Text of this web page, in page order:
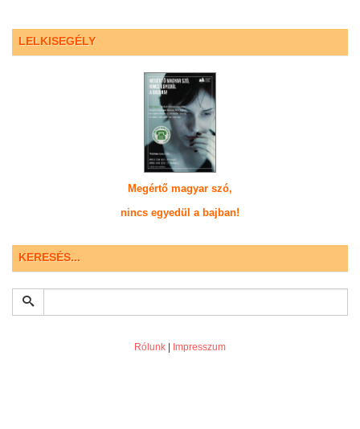
LELKISEGÉLY
Megértő magyar szó,
nincs egyedül a bajban!
KERESÉS...
Rólunk Impresszum